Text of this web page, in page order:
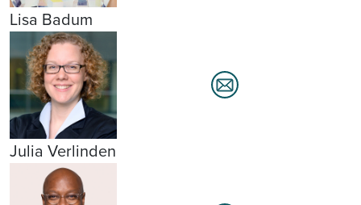
Lisa Badum
Julia Verlinden